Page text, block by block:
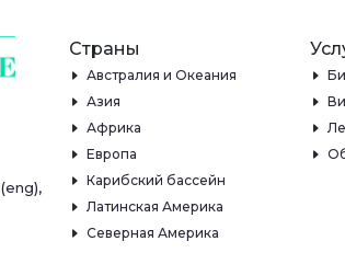
(eng),
Страны
Австралия и Океания
Азия
Африка
Европа
Карибский бассейн
Латинская Америка
Северная Америка